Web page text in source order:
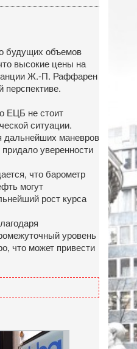
будущих объемов
высокие цены на
Ж.-П. Раффарен
перспективе.
ЕЦБ не стоит
ситуации.
дальнейших маневров
уверенности
что барометр
могут
рост курса
уровень
что может привести